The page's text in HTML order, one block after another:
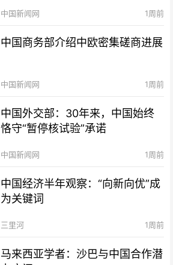
中国新闻网 1周前
中国商务部介绍中欧密集磋商进展
中国新闻网 1周前
中国外交部：30年来，中国始终
恪守“暂停核试验”承诺
中国新闻网 1周前
中国经济半年观察：“向新向优”成
为关键词
三里河 1周前
马来西亚学者：沙巴与中国合作潜